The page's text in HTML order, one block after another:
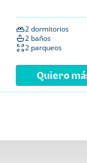
2 dormitorios
2 baños
2 parqueos
Quiero